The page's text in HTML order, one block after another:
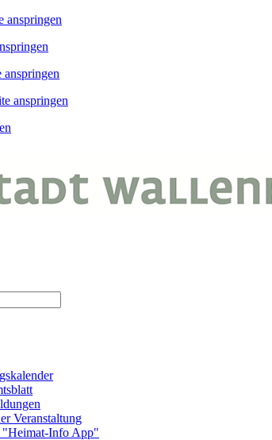
anspringen
anspringen
anspringen
Veranstaltung
"Heimat-Info App"